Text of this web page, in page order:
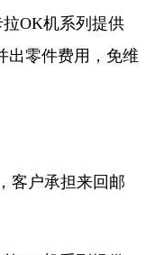
OK机系列提供
出零件费用，免维
户承担来回邮